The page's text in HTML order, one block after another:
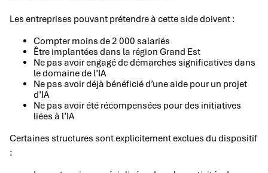
Les entreprises pouvant prétendre à cette aide doivent :
Compter moins de 2 000 salariés
Être implantées dans la région Grand Est
Ne pas avoir engagé de démarches significatives dans
le domaine de l’IA
Ne pas avoir déjà bénéficié d’une aide pour un projet
d’IA
Ne pas avoir été récompensées pour des initiatives
liées à l’IA
Certaines structures sont explicitement exclues du dispositif
: